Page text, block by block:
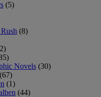
(5)
(8)
Novels (30)
(67)
(1)
(44)